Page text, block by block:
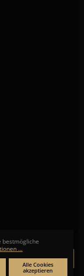
direkt in Ihr Postfach.
ANMELDEN
bestmögliche
...
Alle Cookies
akzeptieren